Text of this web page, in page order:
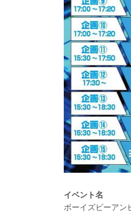
イベント名
ボーイズビーアン